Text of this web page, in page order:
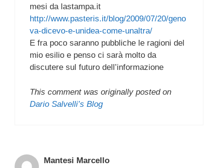
mesi da lastampa.it
http://www.pasteris.it/blog/2009/07/20/geno
va-dicevo-e-unidea-come-unaltra/
E fra poco saranno pubbliche le ragioni del
mio esilio e penso ci sarà molto da
discutere sul futuro dell’informazione
This comment was originally posted on
Dario Salvelli’s Blog
Mantesi Marcello